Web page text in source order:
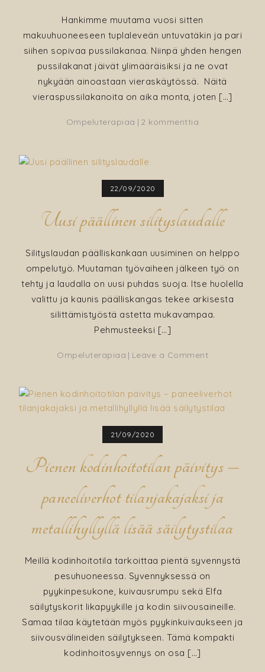
Hankimme muutama vuosi sitten
makuuhuoneeseen tuplaleveän untuvatäkin ja pari
siihen sopivaa pussilakanaa. Niinpä yhden hengen
pussilakanat jäivät ylimääräisiksi ja ne ovat
nykyään ainoastaan vieraskäytössä. Näitä
vieraspussilakanoita on aika monta, joten […]
Ompeluterapiaa 2 kommenttia
loppupaloista
22/09/2020
Uusi päällinen silityslaudalle
Silityslaudan päälliskankaan uusiminen on helppo
ompelutyö. Muutaman työvaiheen jälkeen työ on
tehty ja laudalla on uusi puhdas suoja. Itse huolella
valittu ja kaunis päälliskangas tekee arkisesta
silittämistyöstä astetta mukavampaa.
Pehmusteeksi […]
Ompeluterapiaa Leave a Comment
silityslaudalle
21/09/2020
Pienen kodinhoitotilan päivitys –
paneeliverhot tilanjakajaksi ja
metallihyllyllä lisää säilytystilaa
Meillä kodinhoitotila tarkoittaa pientä syvennystä
pesuhuoneessa. Syvennyksessä on
pyykinpesukone, kuivausrumpu sekä Elfa
säilytyskorit likapyykille ja kodin siivousaineille.
Samaa tilaa käytetään myös pyykinkuivaukseen ja
siivousvälineiden säilytykseen. Tämä kompakti
kodinhoitosyvennys on osa […]